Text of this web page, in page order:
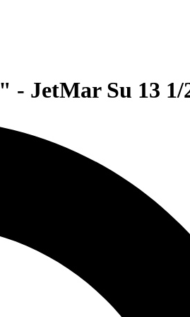
- JetMar Su 13 1/